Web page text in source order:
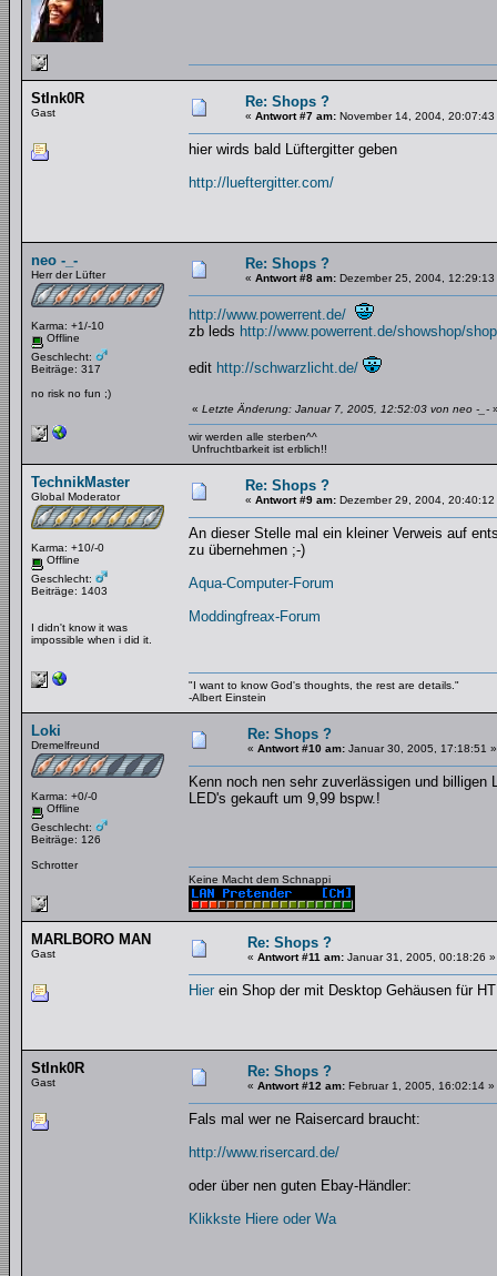
StInk0R
Gast
Re: Shops ?
« Antwort #7 am: November 14, 2004, 20:07:43
hier wirds bald Lüftergitter geben
http://lueftergitter.com/
neo -_-
Herr der Lüfter
Karma: +1/-10
Offline
Geschlecht:
Beiträge: 317
no risk no fun ;)
Re: Shops ?
« Antwort #8 am: Dezember 25, 2004, 12:29:13
http://www.powerrent.de/
zb leds http://www.powerrent.de/showshop/
edit http://schwarzlicht.de/
« Letzte Änderung: Januar 7, 2005, 12:52:03 von neo -_-
wir werden alle sterben^^
Unfruchtbarkeit ist erblich!!
TechnikMaster
Global Moderator
Karma: +10/-0
Offline
Geschlecht:
Beiträge: 1403
I didn't know it was
impossible when i did it.
Re: Shops ?
« Antwort #9 am: Dezember 29, 2004, 20:40:12
An dieser Stelle mal ein kleiner Verweis auf
zu übernehmen ;-)
Aqua-Computer-Forum
Moddingfreax-Forum
"I want to know God's thoughts, the rest are details."
-Albert Einstein
Loki
Dremelfreund
Karma: +0/-0
Offline
Geschlecht:
Beiträge: 126
Schrotter
Re: Shops ?
« Antwort #10 am: Januar 30, 2005, 17:18:51 »
Kenn noch nen sehr zuverlässigen und billigen
LED's gekauft um 9,99 bspw.!
Keine Macht dem Schnappi
MARLBORO MAN
Gast
Re: Shops ?
« Antwort #11 am: Januar 31, 2005, 00:18:26 »
Hier ein Shop der mit Desktop Gehäusen für
StInk0R
Gast
Re: Shops ?
« Antwort #12 am: Februar 1, 2005, 16:02:14 »
Fals mal wer ne Raisercard braucht:
http://www.risercard.de/
oder über nen guten Ebay-Händler:
Klikkste Hiere oder Wa